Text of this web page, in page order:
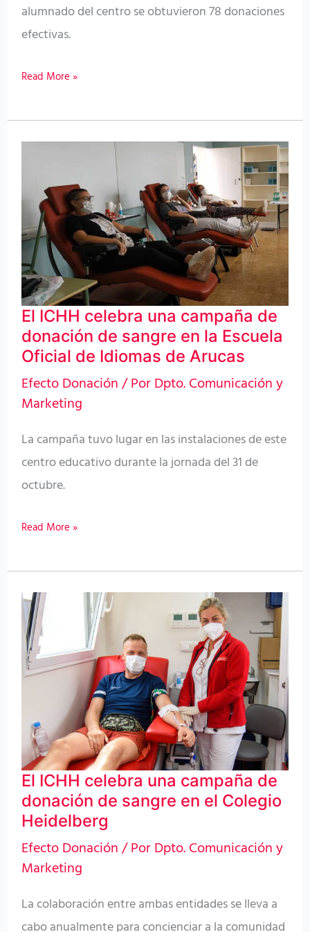
alumnado del centro se obtuvieron 78 donaciones
efectivas.
Read More »
El ICHH celebra una campaña de
donación de sangre en la Escuela
Oficial de Idiomas de Arucas
Efecto Donación/ PorDpto. Comunicación y
Marketing
La campaña tuvo lugar en las instalaciones de este
centro educativo durante la jornada del 31 de
octubre.
celebra
campaña
de
donación
de
sangre
en
la
Escuela
Read More »
El ICHH celebra una campaña de
donación de sangre en el Colegio
Heidelberg
Efecto Donación/ PorDpto. Comunicación y
Marketing
La colaboración entre ambas entidades se lleva a
cabo anualmente para concienciar a la comunidad
El
ICHH
celebra
una
donación
de
sangre
en
el
Colegio
Heidelberg